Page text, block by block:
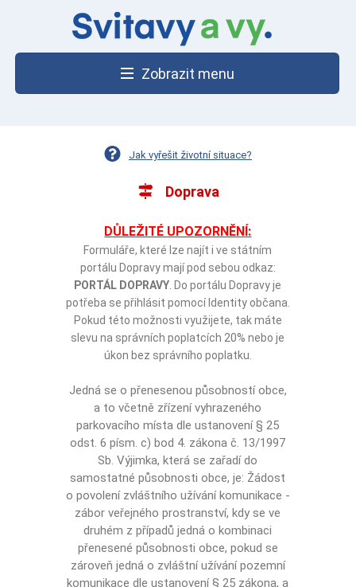
Zobrazit menu
Jak vyřešit životní situace?
Doprava
DŮLEŽITÉ UPOZORNĚNÍ:
Formuláře, které lze najít i ve státním
portálu Dopravy mají pod sebou odkaz:
PORTÁL DOPRAVY. Do portálu Dopravy je
potřeba se přihlásit pomocí Identity občana.
Pokud této možnosti využijete, tak máte
slevu na správních poplatcích 20% nebo je
úkon bez správního poplatku.
Jedná se o přenesenou působností obce,
a to včetně zřízení vyhrazeného
parkovacího místa dle ustanovení § 25
odst. 6 písm. c) bod 4. zákona č. 13/1997
Sb. Výjimka, která se zařadí do
samostatné působnosti obce, je: Žádost
o povolení zvláštního užívání komunikace -
zábor veřejného prostranství, kdy se ve
druhém z případů jedná o kombinaci
přenesené působnosti obce, pokud se
zároveň jedná o zvláštní užívání pozemní
komunikace dle ustanovení § 25 zákona, a